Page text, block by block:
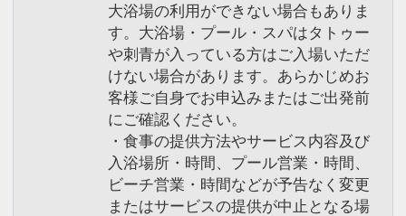
大浴場の利用ができない場合もありま
す。大浴場・プール・スパはタトゥー
や刺青が入っている方はご入場いただ
けない場合があります。あらかじめお
客様ご自身でお申込みまたはご出発前
にご確認ください。
・食事の提供方法やサービス内容及び
入浴場所・時間、プール営業・時間、
ビーチ営業・時間などが予告なく変更
またはサービスの提供が中止となる場